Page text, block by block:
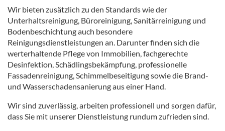
Wir bieten zusätzlich zu den Standards wie der
Unterhaltsreinigung, Büroreinigung, Sanitärreinigung und
Bodenbeschichtung auch besondere
Reinigungsdienstleistungen an. Darunter finden sich die
werterhaltende Pflege von Immobilien, fachgerechte
Desinfektion, Schädlingsbekämpfung, professionelle
Fassadenreinigung, Schimmelbeseitigung sowie die Brand-
und Wasserschadensanierung aus einer Hand.
Wir sind zuverlässig, arbeiten professionell und sorgen dafür,
dass Sie mit unserer Dienstleistung rundum zufrieden sind.